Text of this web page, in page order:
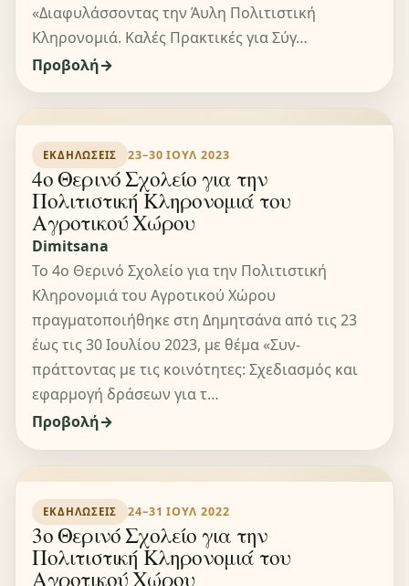
«Διαφυλάσσοντας την Άυλη Πολιτιστική
Κληρονομιά. Καλές Πρακτικές για Σύγ…
Προβολή
ΕΚΔΗΛΏΣΕΙΣ 23–30 ΙΟΥΛ 2023
4ο Θερινό Σχολείο για την
Πολιτιστική Κληρονομιά του
Αγροτικού Χώρου
Dimitsana
Το 4ο Θερινό Σχολείο για την Πολιτιστική
Κληρονομιά του Αγροτικού Χώρου
πραγματοποιήθηκε στη Δημητσάνα από τις 23
έως τις 30 Ιουλίου 2023, με θέμα «Συν-
πράττοντας με τις κοινότητες: Σχεδιασμός και
εφαρμογή δράσεων για τ…
Προβολή
ΕΚΔΗΛΏΣΕΙΣ 24–31 ΙΟΥΛ 2022
3ο Θερινό Σχολείο για την
Πολιτιστική Κληρονομιά του
Αγροτικού Χώρου